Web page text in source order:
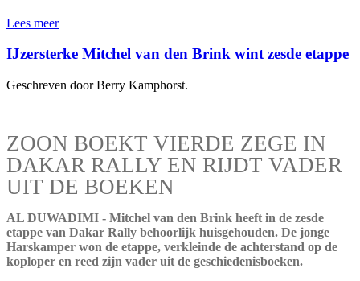
Lees meer
IJzersterke Mitchel van den Brink wint zesde etappe
Geschreven door Berry Kamphorst.
ZOON BOEKT VIERDE ZEGE IN
DAKAR RALLY EN RIJDT VADER
UIT DE BOEKEN
AL DUWADIMI - Mitchel van den Brink heeft in de zesde
etappe van Dakar Rally behoorlijk huisgehouden. De jonge
Harskamper won de etappe, verkleinde de achterstand op de
koploper en reed zijn vader uit de geschiedenisboeken.